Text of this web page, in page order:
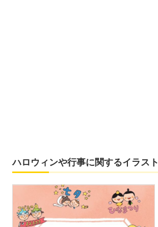
ハロウィンや行事に関するイラスト